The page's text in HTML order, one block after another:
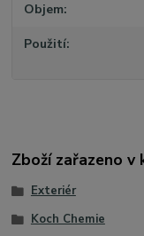
Objem
Použití
Zboží zařazeno v
Exteriér
Koch Chemie